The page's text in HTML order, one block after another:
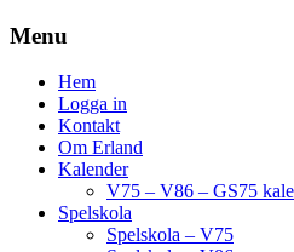
Menu
Hem
Logga in
Kontakt
Om Erland
Kalender
V75 – V86 – GS75
Spelskola
Spelskola – V75